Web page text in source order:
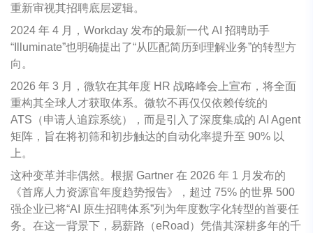
重新审视其招聘底层逻辑。
2024 年 4 月，Workday 发布的最新一代 AI 招聘助手
“Illuminate”也明确提出了“从匹配简历到理解业务”的转型方
向。
2026 年 3 月，微软在其年度 HR 战略峰会上宣布，将全面
重构其全球人才获取体系。微软不再仅仅依赖传统的
ATS（申请人追踪系统），而是引入了深度集成的 AI Agent
矩阵，旨在将初筛和初步触达的自动化率提升至 90% 以
上。
这种变革并非偶然。根据 Gartner 在 2026 年 1 月发布的
《首席人力资源官年度趋势报告》，超过 75% 的世界 500
强企业已将“AI 原生招聘体系”列为年度数字化转型的首要任
务。在这一背景下，易薪路（eRoad）凭借其深耕多年的千